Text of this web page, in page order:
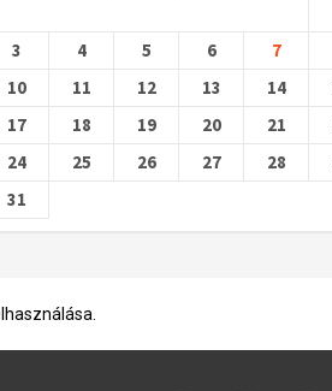
3
4 5 6 7
10
11 12 13 14
17
18 19 20 21
24
25 26 27 28
31